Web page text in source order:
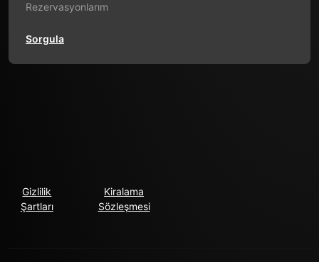
Rezervasyonlarım
Sorgula
Gizlilik
Şartları
Kiralama
Sözleşmesi